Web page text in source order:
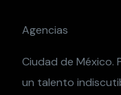
Agencias
Ciudad de México.
un talento